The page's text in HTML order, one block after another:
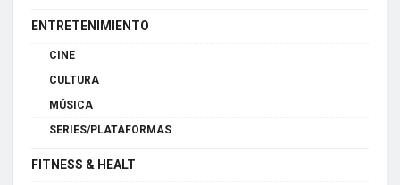
ENTRETENIMIENTO
CINE
CULTURA
MÚSICA
SERIES/PLATAFORMAS
FITNESS & HEALT